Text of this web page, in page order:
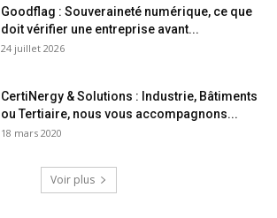
Goodflag : Souveraineté numérique, ce que
doit vérifier une entreprise avant...
24 juillet 2026
CertiNergy & Solutions : Industrie, Bâtiments
ou Tertiaire, nous vous accompagnons...
18 mars 2020
Voir plus